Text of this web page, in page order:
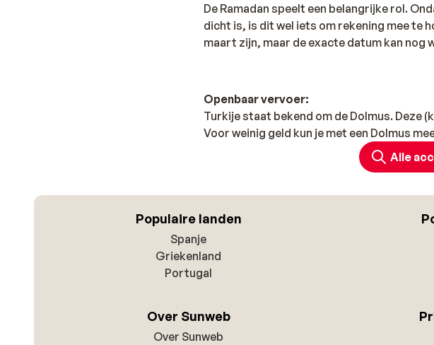
De Ramadan speelt een belangrijke rol.
dicht is, is dit wel iets om rekening mee te
maart zijn, maar de exacte datum kan nog
Openbaar vervoer:
Turkije staat bekend om de Dolmus. Deze
Voor weinig geld kun je met een Dolmus
Alle
Populaire landen
Spanje
Griekenland
Portugal
Over Sunweb
Over Sunweb